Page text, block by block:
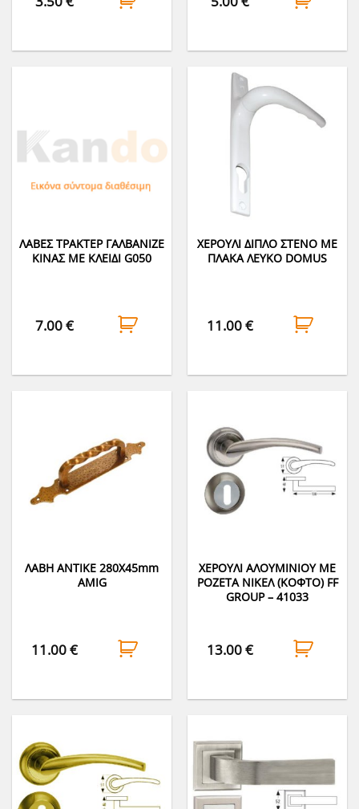
ΛΑΒΕΣ ΤΡΑΚΤΕΡ ΓΑΛΒΑΝΙΖΕ
ΚΙΝΑΣ ΜΕ ΚΛΕΙΔΙ G050
7.00€
ΧΕΡΟΥΛΙ ΔΙΠΛΟ ΣΤΕΝΟ ΜΕ
ΠΛΑΚΑ ΛΕΥΚΟ DOMUS
11.00€
ΛΑΒΗ ΑΝΤΙΚΕ 280Χ45mm
AMIG
11.00€
ΧΕΡΟΥΛΙ ΑΛΟΥΜΙΝΙΟΥ ΜΕ
ΡΟΖΕΤΑ ΝΙΚΕΛ (ΚΟΦΤΟ) FF
GROUP – 41033
13.00€